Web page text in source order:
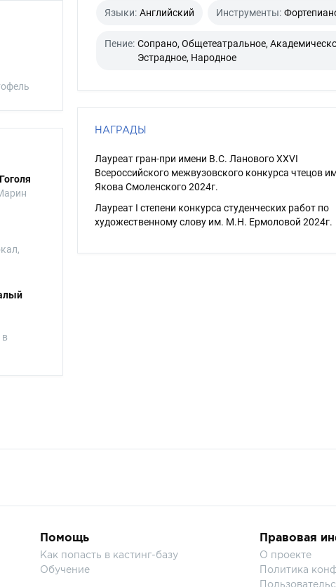
Языки: Английский Инструменты:
Пение: Сопрано, Общетеатральное,
Эстрадное, Народное
НАГРАДЫ
Лауреат гран-при имени В.С. Ланового XXVI
Всероссийского межвузовского конкурса чтецов
Якова Смоленского 2024г.
Лауреат I степени конкурса студенческих работ по
художественному слову им. М.Н. Ермоловой 2024г.
Помощь
Как попасть в кастинг-базу
Обучение
Правовая
О проекте
Политика